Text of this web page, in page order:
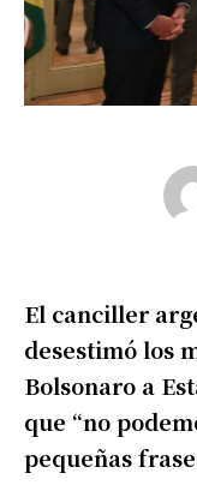
El canciller
desestimó los
Bolsonaro a
que “no
pequeñas